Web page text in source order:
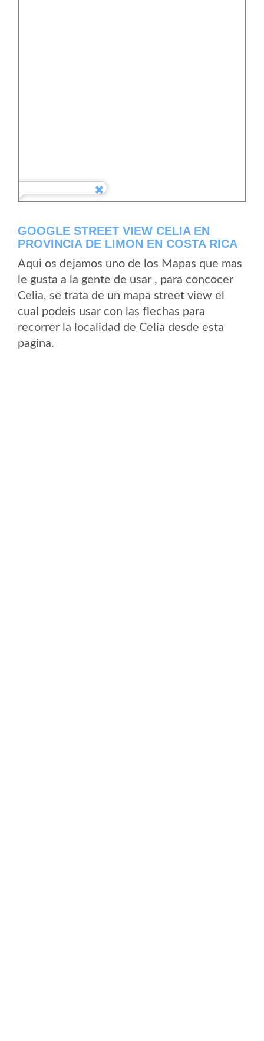
GOOGLE STREET VIEW CELIA EN
PROVINCIA DE LIMON EN COSTA RICA
Aqui os dejamos uno de los Mapas que mas
le gusta a la gente de usar , para concocer
Celia, se trata de un mapa street view el
cual podeis usar con las flechas para
recorrer la localidad de Celia desde esta
pagina.